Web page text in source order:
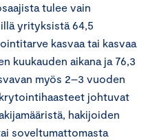
tulee vain
yrityksistä 64,5
kasvaa tai kasvaa
kuukauden aikana ja 76,3
myös 2–3 vuoden
johtuvat
hakijoiden
soveltumattomasta